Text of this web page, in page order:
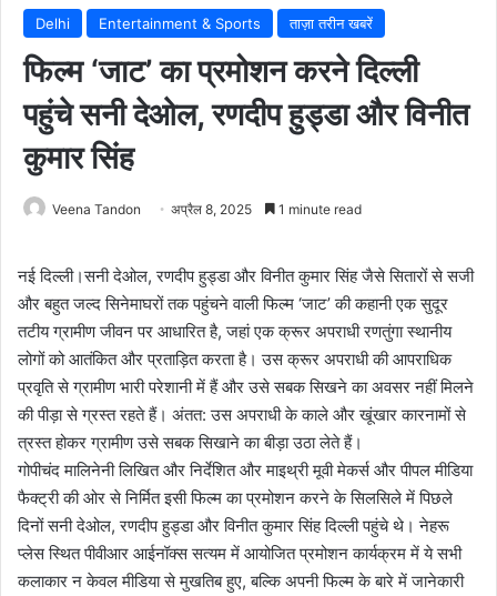
Delhi Entertainment & Sports ताज़ा तरीन खबरें
फिल्म ‘जाट’ का प्रमोशन करने दिल्ली
पहुंचे सनी देओल, रणदीप हुड्डा और विनीत
कुमार सिंह
Veena Tandon अप्रैल 8, 2025 1 minute read
नई दिल्ली।सनी देओल, रणदीप हुड्डा और विनीत कुमार सिंह जैसे सितारों से सजी
और बहुत जल्द सिनेमाघरों तक पहुंचने वाली फिल्म ‘जाट’ की कहानी एक सुदूर
तटीय ग्रामीण जीवन पर आधारित है, जहां एक क्रूर अपराधी रणतुंगा स्थानीय
लोगों को आतंकित और प्रताड़ित करता है। उस क्रूर अपराधी की आपराधिक
प्रवृति से ग्रामीण भारी परेशानी में हैं और उसे सबक सिखने का अवसर नहीं मिलने
की पीड़ा से ग्रस्त रहते हैं। अंतत: उस अपराधी के काले और खूंखार कारनामों से
त्रस्त होकर ग्रामीण उसे सबक सिखाने का बीड़ा उठा लेते हैं।
गोपीचंद मालिनेनी लिखित और निर्देशित और माइथ्री मूवी मेकर्स और पीपल मीडिया
फैक्ट्री की ओर से निर्मित इसी फिल्म का प्रमोशन करने के सिलसिले में पिछले
दिनों सनी देओल, रणदीप हुड्डा और विनीत कुमार सिंह दिल्ली पहुंचे थे। नेहरू
प्लेस स्थित पीवीआर आईनॉक्स सत्यम में आयोजित प्रमोशन कार्यक्रम में ये सभी
कलाकार न केवल मीडिया से मुखतिब हुए, बल्कि अपनी फिल्म के बारे में जानेकारी